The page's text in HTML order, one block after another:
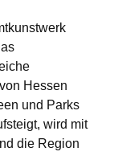
Hessen
und Parks
wird mit
die Region